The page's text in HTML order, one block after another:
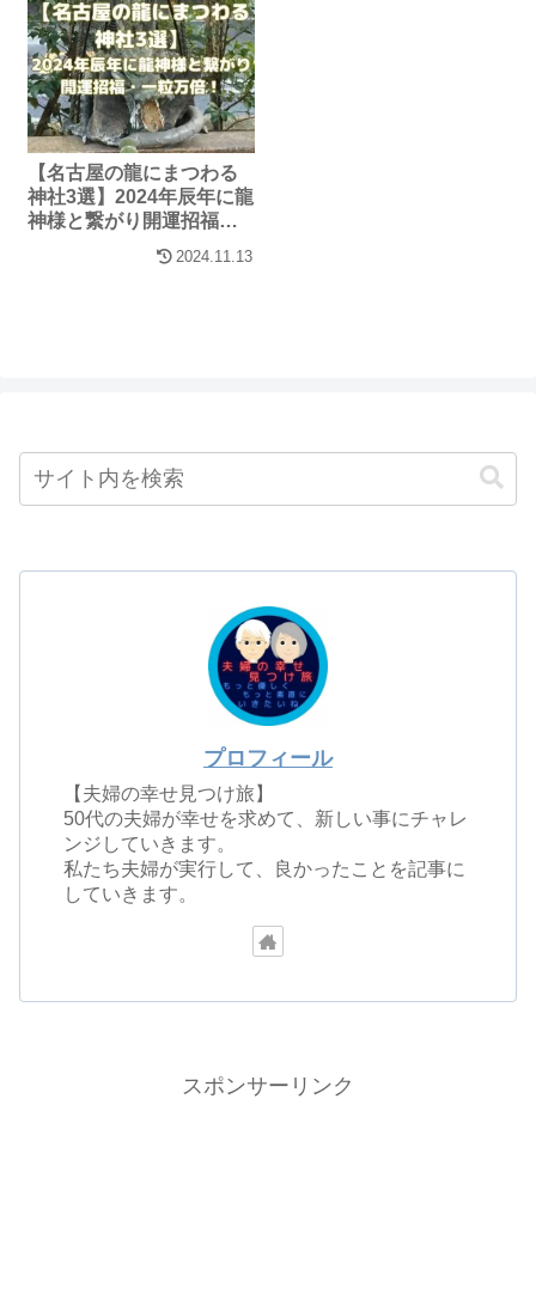
【名古屋の龍にまつわる
神社3選】2024年辰年に龍
神様と繋がり開運招福・
2024.11.13
プロフィール
【夫婦の幸せ見つけ旅】
50代の夫婦が幸せを求めて、新しい事にチャレ
ンジしていきます。
私たち夫婦が実行して、良かったことを記事に
していきます。
スポンサーリンク